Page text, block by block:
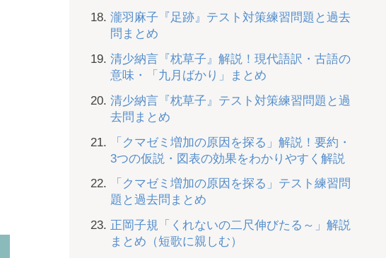
瀧羽麻子『足跡』テスト対策練習問題と過去
問まとめ
清少納言『枕草子』解説！現代語訳・古語の
意味・「九月ばかり」まとめ
清少納言『枕草子』テスト対策練習問題と過
去問まとめ
「クマゼミ増加の原因を探る」解説！要約・
3つの仮説・図表の効果をわかりやすく解説
「クマゼミ増加の原因を探る」テスト練習問
題と過去問まとめ
正岡子規「くれないの二尺伸びたる～」解説
まとめ（短歌に親しむ）